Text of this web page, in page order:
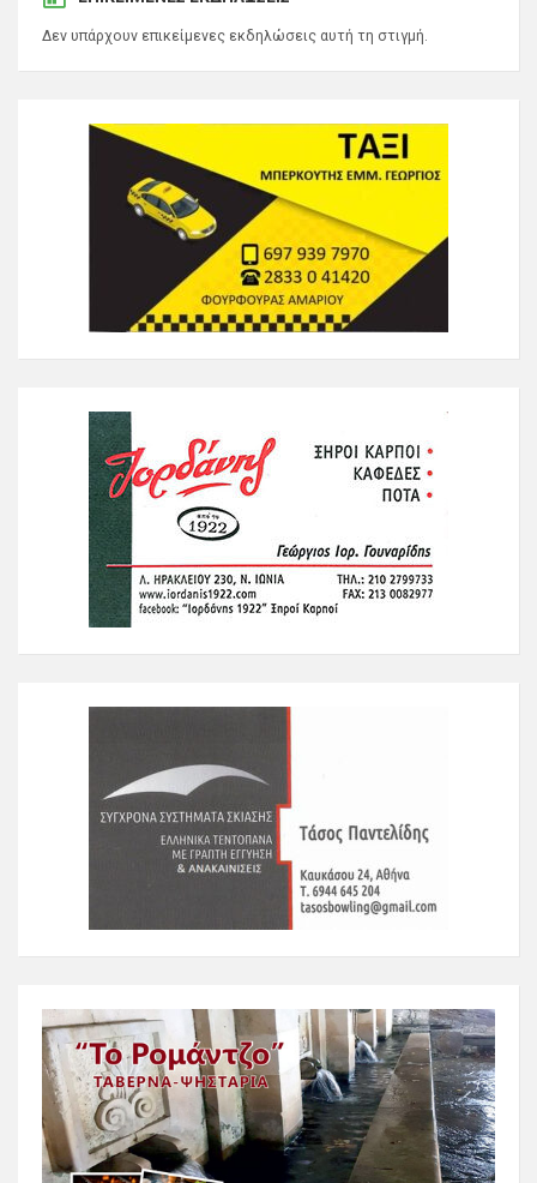
Δεν υπάρχουν επικείμενες εκδηλώσεις αυτή τη στιγμή.